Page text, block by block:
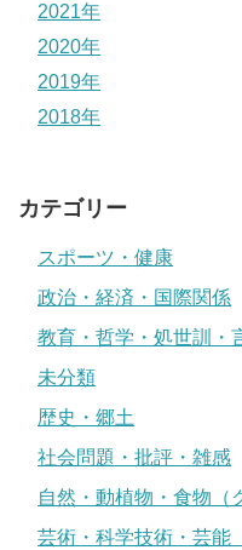
2021年
2020年
2019年
2018年
カテゴリー
スポーツ・健康
政治・経済・国際関係
教育・哲学・処世訓・
未分類
歴史・郷土
社会問題・批評・雑感
自然・動植物・食物（
芸術・科学技術・芸能